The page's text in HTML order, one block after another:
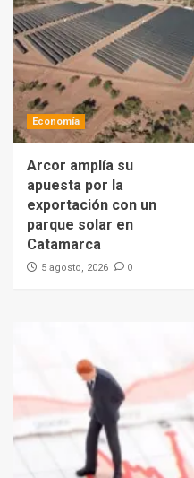
Economía
Arcor amplía su
apuesta por la
exportación con un
parque solar en
Catamarca
5 agosto, 2026 0